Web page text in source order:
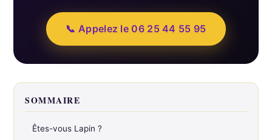
SOMMAIRE
Êtes-vous Lapin ?
📞 Appelez le 06 25 44 55 95